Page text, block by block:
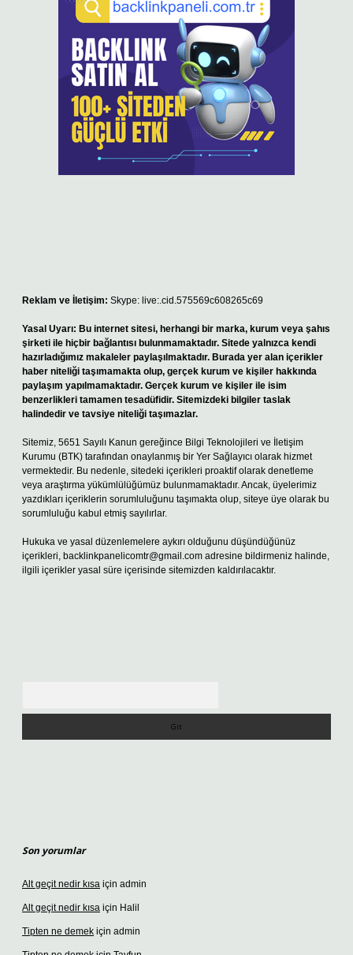
Reklam ve İletişim: Skype: live:.cid.575569c608265c69
Yasal Uyarı: Bu internet sitesi, herhangi bir marka, kurum veya şahıs
şirketi ile hiçbir bağlantısı bulunmamaktadır. Sitede yalnızca kendi
hazırladığımız makaleler paylaşılmaktadır. Burada yer alan içerikler
haber niteliği taşımamakta olup, gerçek kurum ve kişiler hakkında
paylaşım yapılmamaktadır. Gerçek kurum ve kişiler ile isim
benzerlikleri tamamen tesadüfidir. Sitemizdeki bilgiler taslak
halindedir ve tavsiye niteliği taşımazlar.
Sitemiz, 5651 Sayılı Kanun gereğince Bilgi Teknolojileri ve İletişim
Kurumu (BTK) tarafından onaylanmış bir Yer Sağlayıcı olarak hizmet
vermektedir. Bu nedenle, sitedeki içerikleri proaktif olarak denetleme
veya araştırma yükümlülüğümüz bulunmamaktadır. Ancak, üyelerimiz
yazdıkları içeriklerin sorumluluğunu taşımakta olup, siteye üye olarak bu
sorumluluğu kabul etmiş sayılırlar.
Hukuka ve yasal düzenlemelere aykırı olduğunu düşündüğünüz
içerikleri, backlinkpanelicomtr@gmail.com adresine bildirmeniz halinde,
ilgili içerikler yasal süre içerisinde sitemizden kaldırılacaktır.
Son yorumlar
Alt geçit nedir kısa için admin
Alt geçit nedir kısa için Halil
Tipten ne demek için admin